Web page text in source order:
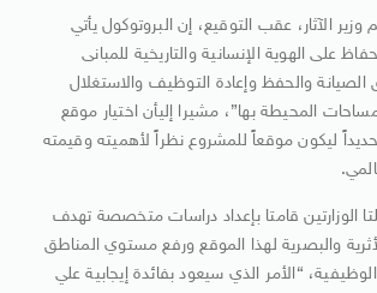
الآثار، عقب التوقيع، إن البروتوكول يأتي
على الهوية الإنسانية والتاريخية للمبانى
الصيانة والحفظ وإعادة التوظيف والاستغلال
المحيطة بها”، مشيرا إليأن اختيار موقع
تحديداً ليكون موقعاً للمشروع نظراً لأهميته وقيمته
الوزارتين قامتا بإعداد دراسات متخصصة تهدف
والبصرية لهذا الموقع ورفع مستوي المناطق
الوظيفية، “الأمر الذي سيعود بفائدة إيجابية علي